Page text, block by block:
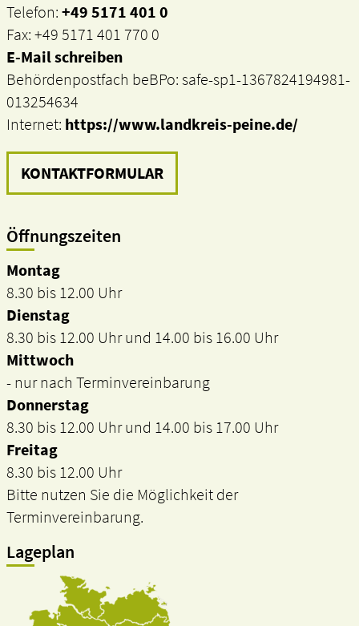
Telefon:+49 5171 401 0
Fax: +49 5171 401 770 0
E-Mail schreiben
Behördenpostfach beBPo: safe-sp1-1367824194981-
013254634
Internet: https://www.landkreis-peine.de/
KONTAKTFORMULAR
Öffnungszeiten
Montag
8.30 bis 12.00 Uhr
Dienstag
8.30 bis 12.00 Uhr und 14.00 bis 16.00 Uhr
Mittwoch
- nur nach Terminvereinbarung
Donnerstag
8.30 bis 12.00 Uhr und 14.00 bis 17.00 Uhr
Freitag
8.30 bis 12.00 Uhr
Bitte nutzen Sie die Möglichkeit der
Terminvereinbarung.
Lageplan